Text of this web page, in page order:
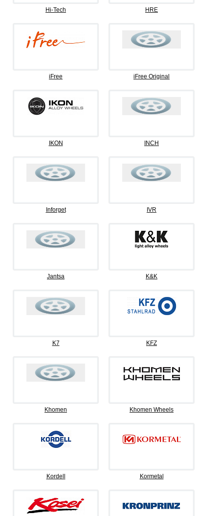
Hi-Tech HRE
iFree iFree Original
IKON INCH
Inforget IVR
Jantsa K&K
K7 KFZ
Khomen Khomen Wheels
Kordell Kormetal